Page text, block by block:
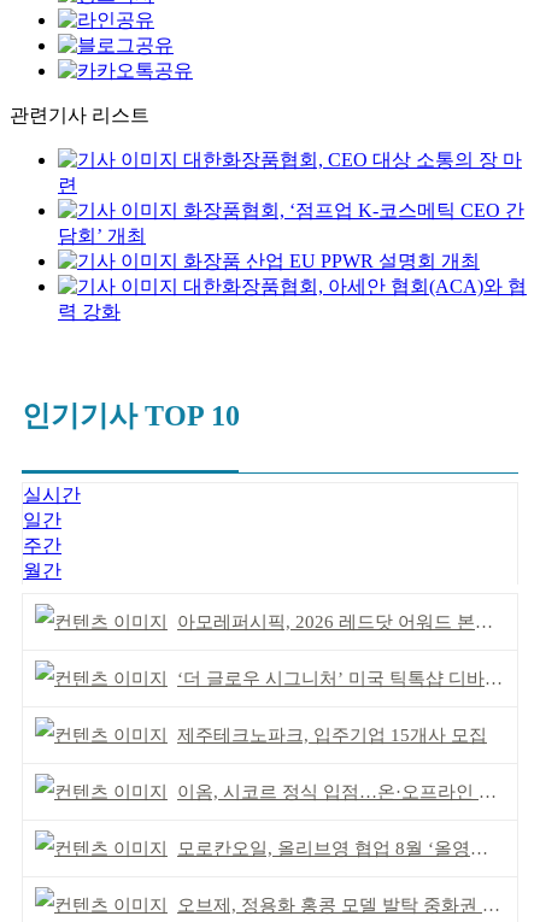
관련기사 리스트
대한화장품협회, CEO 대상 소통의 장 마
련
화장품협회, ‘점프업 K-코스메틱 CEO 간
담회’ 개최
화장품 산업 EU PPWR 설명회 개최
대한화장품협회, 아세안 협회(ACA)와 협
력 강화
인기기사 TOP 10
실시간
일간
주간
월간
아모레퍼시픽, 2026 레드닷 어워드 본상 2개 수상
‘더 글로우 시그니처’ 미국 틱톡샵 디바이스 부문 1위
제주테크노파크, 입주기업 15개사 모집
이옴, 시코르 정식 입점…온·오프라인 유통망 확대
모로칸오일, 올리브영 협업 8월 ‘올영픽’ 선정
오브제, 정용화 홍콩 모델 발탁 중화권 공략 강화